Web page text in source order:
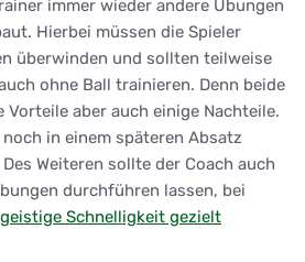
immer wieder andere Übungen
Hierbei müssen die Spieler
überwinden und sollten teilweise
ohne Ball trainieren. Denn beide
Vorteile aber auch einige Nachteile.
in einem späteren Absatz
Weiteren sollte der Coach auch
durchführen lassen, bei
geistige Schnelligkeit gezielt